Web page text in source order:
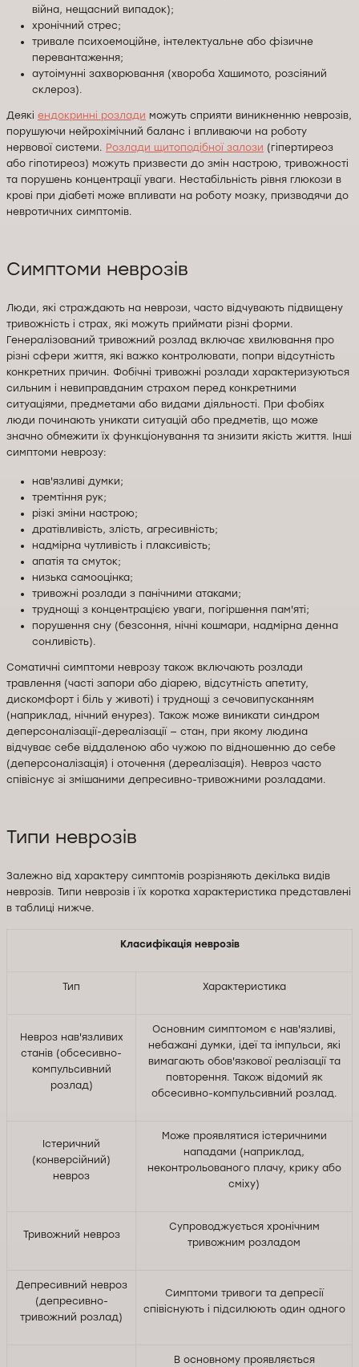
війна, нещасний випадок);
хронічний стрес;
тривале психоемоційне, інтелектуальне або фізичне
перевантаження;
аутоімунні захворювання (хвороба Хашимото, розсіяний
склероз).
Деякі ендокринні розлади можуть сприяти виникненню неврозів,
порушуючи нейрохімічний баланс і впливаючи на роботу
нервової системи. Розлади щитоподібної залози (гіпертиреоз
або гіпотиреоз) можуть призвести до змін настрою, тривожності
та порушень концентрації уваги. Нестабільність рівня глюкози в
крові при діабеті може впливати на роботу мозку, призводячи до
невротичних симптомів.
Симптоми неврозів
Люди, які страждають на неврози, часто відчувають підвищену
тривожність і страх, які можуть приймати різні форми.
Генералізований тривожний розлад включає хвилювання про
різні сфери життя, які важко контролювати, попри відсутність
конкретних причин. Фобічні тривожні розлади характеризуються
сильним і невиправданим страхом перед конкретними
ситуаціями, предметами або видами діяльності. При фобіях
люди починають уникати ситуацій або предметів, що може
значно обмежити їх функціонування та знизити якість життя. Інші
симптоми неврозу:
нав'язливі думки;
тремтіння рук;
різкі зміни настрою;
дратівливість, злість, агресивність;
надмірна чутливість і плаксивість;
апатія та смуток;
низька самооцінка;
тривожні розлади з панічними атаками;
труднощі з концентрацією уваги, погіршення пам'яті;
порушення сну (безсоння, нічні кошмари, надмірна денна
сонливість).
Соматичні симптоми неврозу також включають розлади
травлення (часті запори або діарею, відсутність апетиту,
дискомфорт і біль у животі) і труднощі з сечовипусканням
(наприклад, нічний енурез). Також може виникати синдром
деперсоналізації-дереалізації — стан, при якому людина
відчуває себе віддаленою або чужою по відношенню до себе
(деперсоналізація) і оточення (дереалізація). Невроз часто
співіснує зі змішаними депресивно-тривожними розладами.
Типи неврозів
Залежно від характеру симптомів розрізняють декілька видів
неврозів. Типи неврозів і їх коротка характеристика представлені
в таблиці нижче.
Класифікація неврозів
Тип Характеристика
Невроз нав'язливих
станів (обсесивно-
компульсивний
розлад)
Основним симптомом є нав'язливі,
небажані думки, ідеї та імпульси, які
вимагають обов'язкової реалізації та
повторення. Також відомий як
обсесивно-компульсивний розлад.
Істеричний
(конверсійний)
невроз
Може проявлятися істеричними
нападами (наприклад,
неконтрольованого плачу, крику або
сміху)
Тривожний невроз
Супроводжується хронічним
тривожним розладом
Депресивний невроз
(депресивно-
тривожний розлад)
Симптоми тривоги та депресії
співіснують і підсилюють один одного
В основному проявляється